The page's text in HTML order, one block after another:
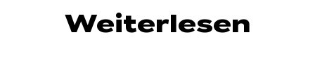
Weiterlesen